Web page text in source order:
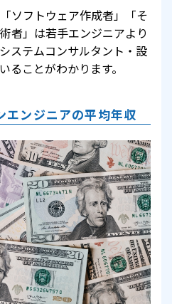
ソフトウェア作成者」「そ
者」は若手エンジニアより
ステムコンサルタント・設
ることがわかります。
エンジニアの平均年収